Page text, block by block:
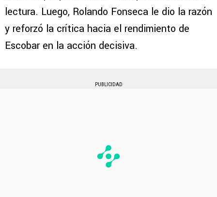
lectura. Luego, Rolando Fonseca le dio la razón
y reforzó la crítica hacia el rendimiento de
Escobar en la acción decisiva.
PUBLICIDAD